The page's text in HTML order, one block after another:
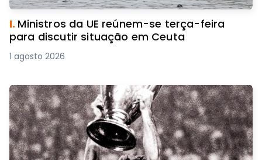
I. Ministros da UE reúnem-se terça-feira
para discutir situação em Ceuta
1 agosto 2026